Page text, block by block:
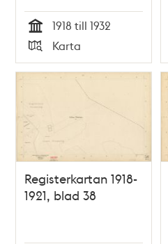
Tid
1918 till 1932
Typ
Karta
Registerkartan 1918-
1921, blad 38